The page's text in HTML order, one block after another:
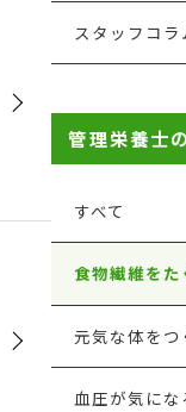
スタッフコラ
管理栄養士
すべて
食物繊維を
元気な体を
血圧が気に